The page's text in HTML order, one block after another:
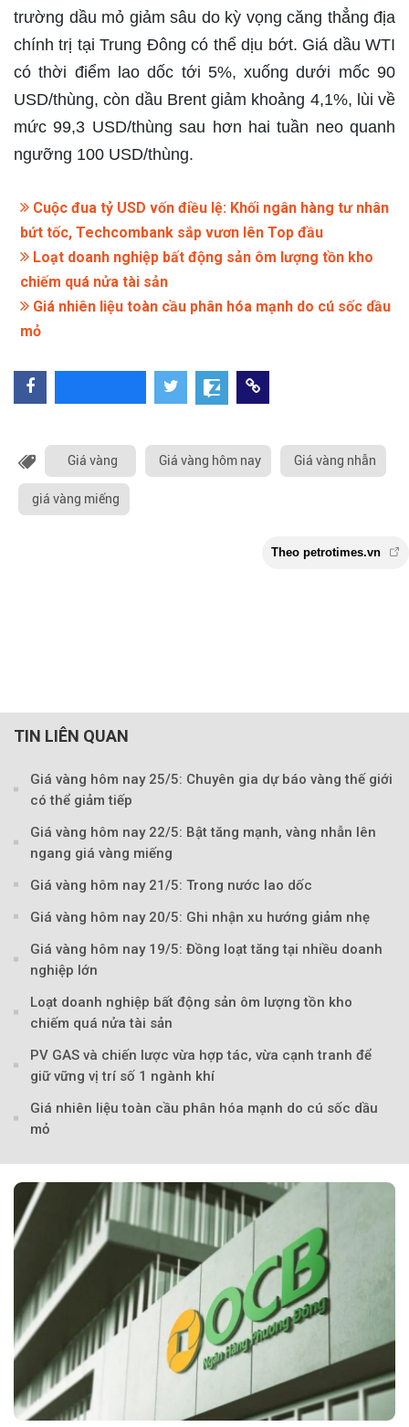
trường dầu mỏ giảm sâu do kỳ vọng căng thẳng địa
chính trị tại Trung Đông có thể dịu bớt. Giá dầu WTI
có thời điểm lao dốc tới 5%, xuống dưới mốc 90
USD/thùng, còn dầu Brent giảm khoảng 4,1%, lùi về
mức 99,3 USD/thùng sau hơn hai tuần neo quanh
ngưỡng 100 USD/thùng.
Cuộc đua tỷ USD vốn điều lệ: Khối ngân hàng tư nhân
bứt tốc, Techcombank sắp vươn lên Top đầu
Loạt doanh nghiệp bất động sản ôm lượng tồn kho
chiếm quá nửa tài sản
Giá nhiên liệu toàn cầu phân hóa mạnh do cú sốc dầu
mỏ
Giá vàng Giá vàng hôm nay Giá vàng nhẫn
giá vàng miếng
Theo
TIN LIÊN QUAN
Giá vàng hôm nay 25/5: Chuyên gia dự báo vàng thế giới
có thể giảm tiếp
Giá vàng hôm nay 22/5: Bật tăng mạnh, vàng nhẫn lên
ngang giá vàng miếng
Giá vàng hôm nay 21/5: Trong nước lao dốc
Giá vàng hôm nay 20/5: Ghi nhận xu hướng giảm nhẹ
Giá vàng hôm nay 19/5: Đồng loạt tăng tại nhiều doanh
nghiệp lớn
Loạt doanh nghiệp bất động sản ôm lượng tồn kho
chiếm quá nửa tài sản
PV GAS và chiến lược vừa hợp tác, vừa cạnh tranh để
giữ vững vị trí số 1 ngành khí
Giá nhiên liệu toàn cầu phân hóa mạnh do cú sốc dầu
mỏ